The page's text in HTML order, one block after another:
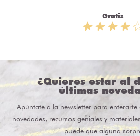
Gratis
¿Quieres estar al
últimas
Apúntate a la newsletter para enterarte
novedades, recursos geniales y
puede que alguna